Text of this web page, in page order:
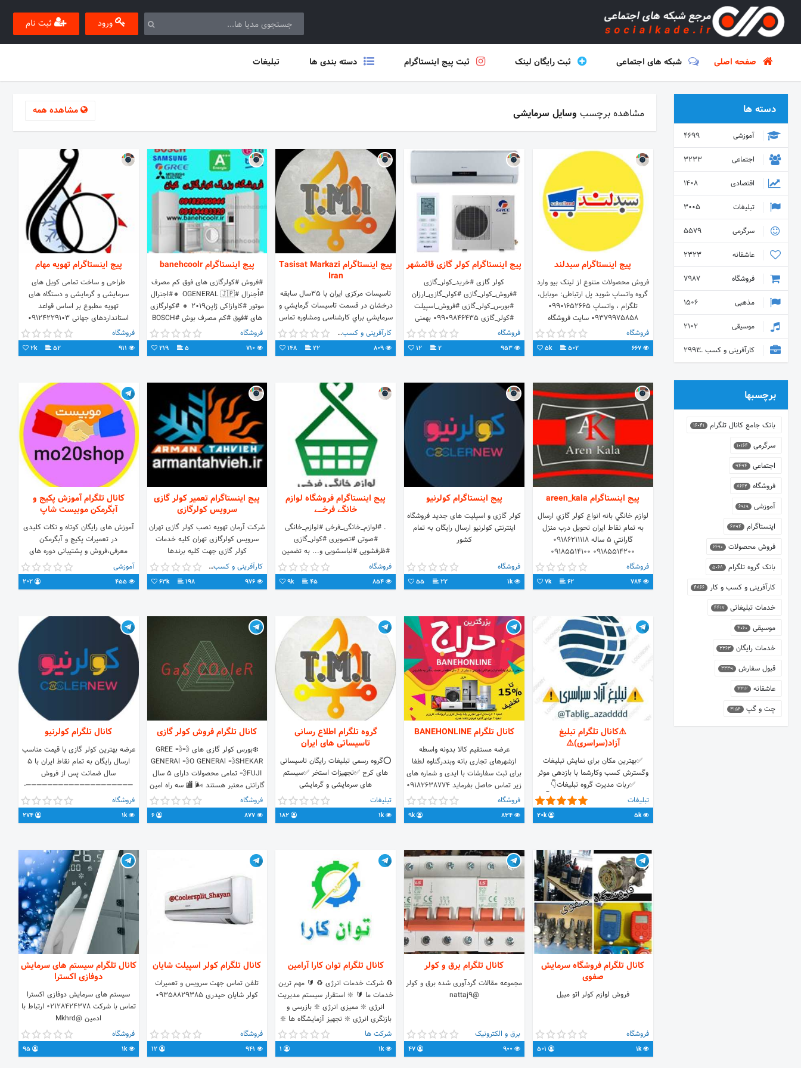
ورود ثبت نام
صفحه اصلی شبکه های اجتماعی ثبت رایگان لینک ثبت پیج اینستاگرام دسته بندی ها تبلیغات
مشاهده برچسب وسایل سرمایشی مشاهده همه
پیج اینستاگرام سبدلند
فروش محصولات متنوع از لینک بیو وارد
گروه واتساپ شوید پل ارتباطی: موبایل،
تلگرام ، واتساپ 09901652665
09379975858 سایت فروشگاه
www.sabadland.ir
فروشگاه
667
502
5k
پیج اینستاگرام کولر گازی قائمشهر
کولر گازی #خرید_کولر_گازی
#فروش_کولر_گازی #کولر_گازی_ارزان
#بورس_کولر_گازی #فروش_اسپیلت
#کولر_گازی 09909846435 بهمنی
http://wa.me/+989909846435
فروشگاه
953
2
12
پیج اینستاگرام Tasisat Markazi
Iran
تاسیسات مرکزی ایران با 35سال سابقه
درخشان در قسمت تاسيسات گرمايشي و
سرمايشي براي کارشناسی ومشاوره تماس
بگيريد. شماره هاي تماس:
09125641224 02632703090
کارآفرینی و کسب و کار
809
22
148
پیج اینستاگرام banehcoolr
#فروش‌ #کولرگازی های فوق کم مصرف
#اُجنرال #OGENERAL 🇯🇵 🔸#اجنرال
موتور #کاوازاکی ژاپن2019 🔸 #کولرگازی
های #فوق #کم مصرف بوش #BOSCH
فروشگاه
710
5
219
پیج اینستاگرام تهویه مهام
طراحی و ساخت تمامی کویل های
سرمایشی و گرمایشی و دستگاه های
تهویه مطبوع بر اساس قواعد
استانداردهای جهانی 09124229103
09124634560
Info@mahamhvac.com
فروشگاه
52
2k
پیج اینستاگرام areen_kala
لوازم خانگي بانه انواع كولر گازي ارسال
به تمام نقاط ايران تحويل درب منزل
گارانتي ٥ ساله 09186211118
09185514200 09185514100
09125150552
فروشگاه
784
62
7k
پیج اینستاگرام کولرنیو
کولر گازی و اسپلیت های جدید فروشگاه
اینترنتی کولرنیو ارسال رایگان به تمام
کشور
فروشگاه
1k
22
55
پیج اینستاگرام فروشگاه لوازم
خانگے فرخـــے
. #لوازم_خانگی_فرخی #لوازم_خانگی
#صوتی #تصویری #کولر_گازی
#ظرفشویی #لباسشویی و... به تضمین
قیمت و اصالت . 0912-8331838 021-
33513514 . تخفیف فضای مجازی
فروشگاه
854
45
9k
پیج اینستاگرام تعمیر کولر گازی
سرویس کولرگازی
شرکت آرمان تهویه نصب کولر گازی تهران
سرویس کولرگازی تهران کلیه خدمات
کولر گازی جهت کلیه برندها
09123459799 021-44387064 021-
44387065
کارآفرینی و کسب و کار
976
198
63k
کانال تلگرام آموزش پکیج و
آبگرمکن موبیست شاپ
آموزش های رایگان کوتاه و نکات کلیدی
در تعمیرات پکیج و آبگرمکن
معرفی،فروش و پشتیبانی دوره های
آموزشی موبیست احمد نیکنام
09154082595 خانم موسوی
09393934424
آموزشی
455
202
⚠️کانال تلگرام تبلیغ
آزاد(سراسری)⚠️
✅بهترین مکان برای نمایش تبلیغات
وگسترش کسب وکارشما با بازدهی موثر
✅ربات مدیرت گروه تبلیغات👇
@tablig_azadddd_bot 🌐لینک👇
https://t.me/joinchat/BQxy6iu59F40NTY8
🌐ارتباط با ادمین👇 @hossein00037 🔥
تبلیغات
5k
20k
کانال تلگرام BANEHONLINE
عرضه مستقیم کالا بدونه واسطه
ازشهرهای تجاری بانه وبندرگناوه لطفا
برای ثبت سفارشات با ایدی و شماره های
زیر تماس حاصل بفرماید 09182638774
faryad @Faryad_az22
09188836953 @Faryad_az26
09185336200 Hiva @Hiva6200
فروشگاه
834
9k
گروه تلگرام اطلاع رسانی
تاسیساتی های ایران
⭕️گروه رسمی تبلیغات رایگان تاسیساتی
های کرج ✅تجهیزات استخر ✅سیستم
های سرمایشی و گرمایشی
تبلیغات
1k
182
کانال تلگرام فروش کولر گازی
❄️بورس کولر گازی های 💨GREE 💨
GENERAl 💨O GENERAl 💨SHEKAR
💨FUJI تمامی محصولات دارای ۵ سال
گارانتی معتبر هستند 🌬 🏬 سه راه امین
حضور شماره پیامک 09903656120
ارتباط با ادمین @Ariankmi لینک
عضویت @Gas_cooler
فروشگاه
877
6
کانال تلگرام کولرنیو
عرضه بهترین کولر گازی با قیمت مناسب
ارسال رایگان به تمام نقاط ایران با 5
سال ضمانت پس از فروش
————————————————————-
آقای رحیمی: 09186660811 آیدی رحیمی:
@rahimi66s
————————————————————-
فروشگاه
1k
274
کانال تلگرام فروشگاه سرمایش
صفوی
فروش لوازم کولر اتو مبیل
فروشگاه
1k
کانال تلگرام برق و کولر
مجموعه مقالات گردآوری شده برق و کولر
@nattaj9
برق و الکترونیک
900
47
کانال تلگرام توان کارا آرامین
♻️ شرکت خدمات انرژی ♻️ 🔰 مهم ترین
خدمات ما 🔰 ❇️ استقرار سیستم مدیریت
انرژی ❇️ ممیزی انرژی ❇️ بازرسی و
بازنگری انرژی ❇️ تجهیز آزمایشگاه ها ❇️
مشاوره های فنی ❇️ مشارکت در تدوین
استانداردها 🔰 اطلاعات تماس 🔰 🌐
www.tkesco.ir 📧 info@tkesco.ir 📲
شرکت ها
1k
1
کانال تلگرام کولر اسپیلت شایان
تلفن تماس جهت سرویس و تعمیرات
کولر شایان حیدری 09358829385
فروشگاه
941
12
کانال تلگرام سیستم های سرمایش
دوفازی اکسترا
سیستم های سرمایش دوفازی اکسترا
تماس با شرکت 02128424378 ارتباط با
ادمین @Mkhrd
فروشگاه
1k
95
دسته ها
آموزشی
4699
اجتماعی
3233
اقتصادی
1408
تبلیغات
3005
سرگرمی
5579
عاشقانه
2323
فروشگاه
7987
مذهبی
1506
موسیقی
2102
کارآفرینی و کسب و کار 2993
برچسبها
بانک جامع کانال تلگرام 16041
سرگرمی 10164
اجتماعی 9494
فروشگاه 8662
آموزشی 6919
اینستاگرام 6794
فروش محصولات 6690
بانک گروه تلگرام 5068
کارآفرینی و کسب و کار 4866
خدمات تبلیغاتی 4417
موسیقی 4060
خدمات رایگان 3363
قبول سفارش 3339
عاشقانه 3312
چت و گپ 3154